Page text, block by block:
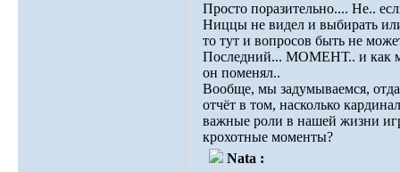
Просто поразительно.... Не..
Ниццы не видел и выбирать
то тут и вопросов быть не
Последний... МОМЕНТ.. и как
он поменял..
Вообще, мы задумываемся,
отчёт в том, насколько
важные роли в нашей жизни
крохотные моменты?
Nata :